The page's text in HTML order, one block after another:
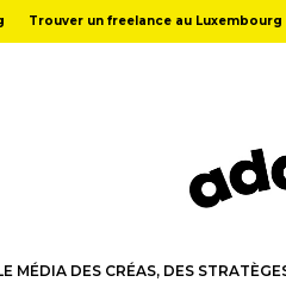
Trouver un freelance au Luxembourg
MÉDIA DES CRÉAS, DES